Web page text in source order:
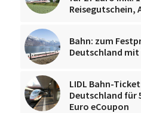
Reisegutschein,
Bahn: zum
Deutschland
LIDL Bahn-
Deutschland für
Euro eCoupon